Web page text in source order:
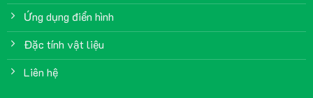
Ứng dụng điển hình
Đặc tính vật liệu
Liên hệ